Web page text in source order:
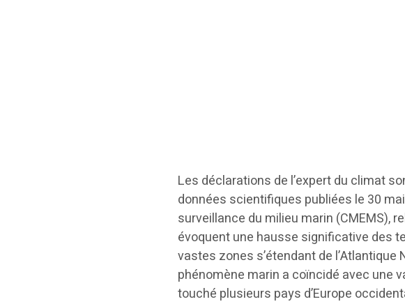
Les déclarations de l’expert du climat
données scientifiques publiées le 30
surveillance du milieu marin (CMEMS),
évoquent une hausse significative des
vastes zones s’étendant de
phénomène marin a coïncidé avec une
touché plusieurs pays d’Europe